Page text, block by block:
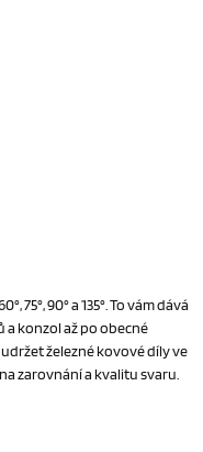
75°, 90° a 135°. To vám dává
konzol až po obecné
železné kovové díly ve
zarovnání a kvalitu svaru.